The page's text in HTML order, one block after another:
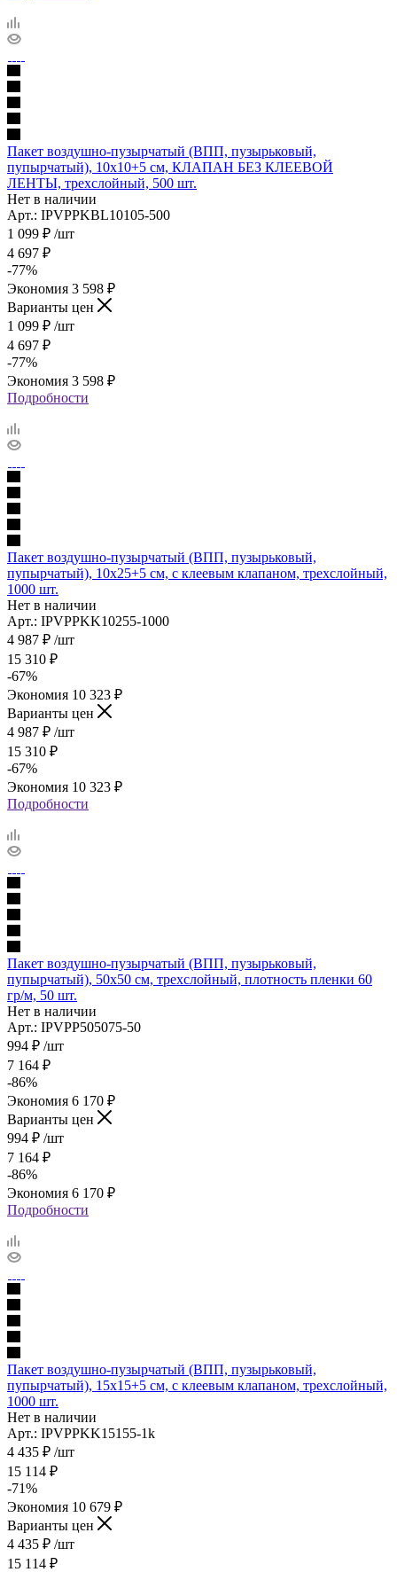
Пакет воздушно-пузырчатый (ВПП, пузырьковый,
пупырчатый), 10х10+5 см, КЛАПАН БЕЗ КЛЕЕВОЙ
ЛЕНТЫ, трехслойный, 500 шт.
Нет в наличии
Арт.: IPVPPKBL10105-500
1 099 ₽ /шт
4 697 ₽
-77%
Экономия 3 598 ₽
Варианты цен
1 099 ₽ /шт
4 697 ₽
-77%
Экономия 3 598 ₽
Подробности
Пакет воздушно-пузырчатый (ВПП, пузырьковый,
пупырчатый), 10х25+5 см, с клеевым клапаном, трехслойный,
1000 шт.
Нет в наличии
Арт.: IPVPPKK10255-1000
4 987 ₽ /шт
15 310 ₽
-67%
Экономия 10 323 ₽
Варианты цен
4 987 ₽ /шт
15 310 ₽
-67%
Экономия 10 323 ₽
Подробности
Пакет воздушно-пузырчатый (ВПП, пузырьковый,
пупырчатый), 50х50 см, трехслойный, плотность пленки 60
гр/м, 50 шт.
Нет в наличии
Арт.: IPVPP505075-50
994 ₽ /шт
7 164 ₽
-86%
Экономия 6 170 ₽
Варианты цен
994 ₽ /шт
7 164 ₽
-86%
Экономия 6 170 ₽
Подробности
Пакет воздушно-пузырчатый (ВПП, пузырьковый,
пупырчатый), 15х15+5 см, с клеевым клапаном, трехслойный,
1000 шт.
Нет в наличии
Арт.: IPVPPKK15155-1k
4 435 ₽ /шт
15 114 ₽
-71%
Экономия 10 679 ₽
Варианты цен
4 435 ₽ /шт
15 114 ₽